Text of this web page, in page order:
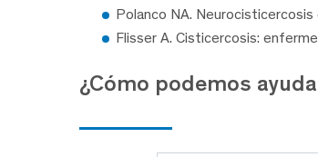
Polanco NA.
Flisser A. Cisticercosis:
¿Cómo podemos